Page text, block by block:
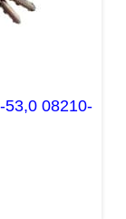
53,0 08210-